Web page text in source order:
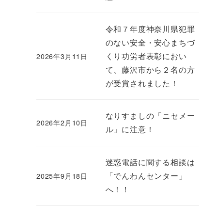
令和７年度神奈川県犯罪
のない安全・安心まちづ
くり功労者表彰におい
て、藤沢市から２名の方
が受賞されました！
2026年3月11日
なりすましの「ニセメー
ル」に注意！
2026年2月10日
迷惑電話に関する相談は
「でんわんセンター」
へ！！
2025年9月18日